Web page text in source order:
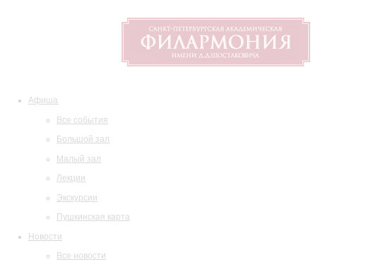
Афиша
Все события
Большой зал
Малый зал
Лекции
Экскурсии
Пушкинская карта
Новости
Все новости